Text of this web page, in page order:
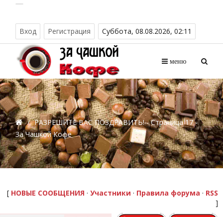
Вход Регистрация Суббота, 08.08.2026, 02:11
меню
/ РАЗРЕШИТЕ ВАС ПОЗДРАВИТЬ! - Страница 17 -
За Чашкой Кофе
[ НОВЫЕ СООБЩЕНИЯ · Участники · Правила форума · RSS
]